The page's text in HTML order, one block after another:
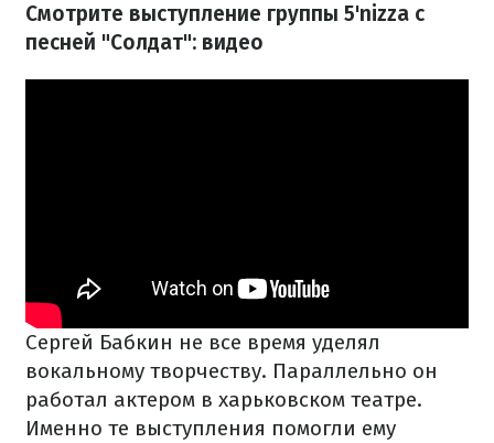
Смотрите выступление группы 5'nizza с
песней "Солдат": видео
Сергей Бабкин не все время уделял
вокальному творчеству. Параллельно он
работал актером в харьковском театре.
Именно те выступления помогли ему